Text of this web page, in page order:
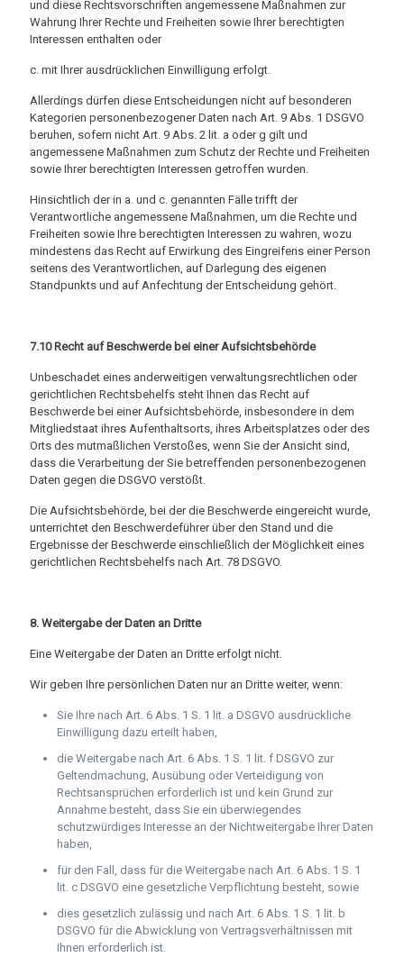
und diese Rechtsvorschriften angemessene Maßnahmen zur
Wahrung Ihrer Rechte und Freiheiten sowie Ihrer berechtigten
Interessen enthalten oder
c. mit Ihrer ausdrücklichen Einwilligung erfolgt.
Allerdings dürfen diese Entscheidungen nicht auf besonderen
Kategorien personenbezogener Daten nach Art. 9 Abs. 1 DSGVO
beruhen, sofern nicht Art. 9 Abs. 2 lit. a oder g gilt und
angemessene Maßnahmen zum Schutz der Rechte und Freiheiten
sowie Ihrer berechtigten Interessen getroffen wurden.
Hinsichtlich der in a. und c. genannten Fälle trifft der
Verantwortliche angemessene Maßnahmen, um die Rechte und
Freiheiten sowie Ihre berechtigten Interessen zu wahren, wozu
mindestens das Recht auf Erwirkung des Eingreifens einer Person
seitens des Verantwortlichen, auf Darlegung des eigenen
Standpunkts und auf Anfechtung der Entscheidung gehört.
7.10 Recht auf Beschwerde bei einer Aufsichtsbehörde
Unbeschadet eines anderweitigen verwaltungsrechtlichen oder
gerichtlichen Rechtsbehelfs steht Ihnen das Recht auf
Beschwerde bei einer Aufsichtsbehörde, insbesondere in dem
Mitgliedstaat ihres Aufenthaltsorts, ihres Arbeitsplatzes oder des
Orts des mutmaßlichen Verstoßes, wenn Sie der Ansicht sind,
dass die Verarbeitung der Sie betreffenden personenbezogenen
Daten gegen die DSGVO verstößt.
Die Aufsichtsbehörde, bei der die Beschwerde eingereicht wurde,
unterrichtet den Beschwerdeführer über den Stand und die
Ergebnisse der Beschwerde einschließlich der Möglichkeit eines
gerichtlichen Rechtsbehelfs nach Art. 78 DSGVO.
8. Weitergabe der Daten an Dritte
Eine Weitergabe der Daten an Dritte erfolgt nicht.
Wir geben Ihre persönlichen Daten nur an Dritte weiter, wenn:
Sie Ihre nach Art. 6 Abs. 1 S. 1 lit. a DSGVO ausdrückliche
Einwilligung dazu erteilt haben,
die Weitergabe nach Art. 6 Abs. 1 S. 1 lit. f DSGVO zur
Geltendmachung, Ausübung oder Verteidigung von
Rechtsansprüchen erforderlich ist und kein Grund zur
Annahme besteht, dass Sie ein überwiegendes
schutzwürdiges Interesse an der Nichtweitergabe Ihrer Daten
haben,
für den Fall, dass für die Weitergabe nach Art. 6 Abs. 1 S. 1
lit. c DSGVO eine gesetzliche Verpflichtung besteht, sowie
dies gesetzlich zulässig und nach Art. 6 Abs. 1 S. 1 lit. b
DSGVO für die Abwicklung von Vertragsverhältnissen mit
Ihnen erforderlich ist.